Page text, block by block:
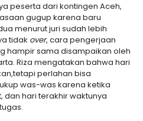
peserta dari kontingen Aceh,
gugup karena baru
menurut juri sudah lebih
tidak over, cara pengerjaan
hampir sama disampaikan oleh
Riza mengatakan bahwa hari
perlahan bisa
was-was karena ketika
dan hari terakhir waktunya